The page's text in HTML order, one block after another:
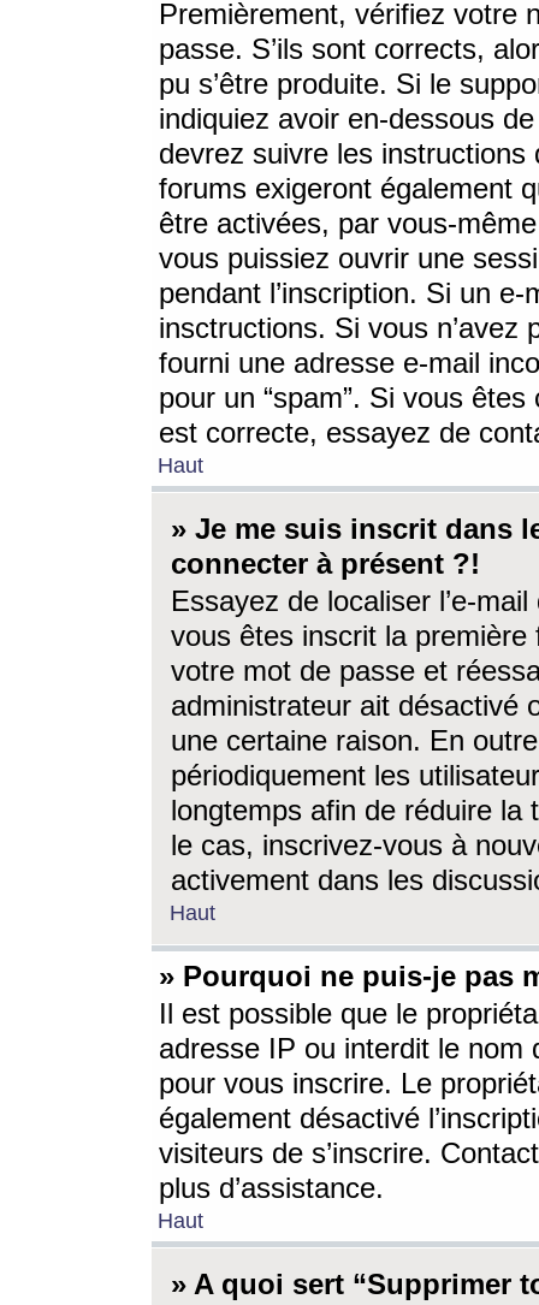
Premièrement, vérifiez votre
passe. S’ils sont corrects,
pu s’être produite. Si le
indiquiez avoir en-dessous
devrez suivre les
forums exigeront également
être activées, par vous-
vous puissiez ouvrir une
pendant l’inscription. Si un
insctructions. Si vous n’avez
fourni une adresse e-mail
pour un “spam”. Si vous
est correcte, essayez de
Haut
» Je me suis inscrit dans
connecter à présent ?!
Essayez de localiser l’e-
vous êtes inscrit la première
votre mot de passe et
administrateur ait désactivé
une certaine raison. En
périodiquement les
longtemps afin de réduire la
le cas, inscrivez-vous à
activement dans les
Haut
» Pourquoi ne puis-je pas
Il est possible que le
adresse IP ou interdit le nom
pour vous inscrire. Le
également désactivé
visiteurs de s’inscrire.
plus d’assistance.
Haut
» A quoi sert “Supprimer